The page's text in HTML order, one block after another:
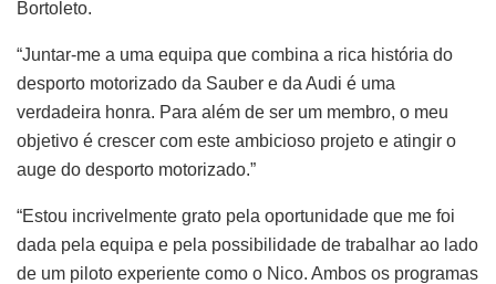
Bortoleto.
“Juntar-me a uma equipa que combina a rica história do
desporto motorizado da Sauber e da Audi é uma
verdadeira honra. Para além de ser um membro, o meu
objetivo é crescer com este ambicioso projeto e atingir o
auge do desporto motorizado.”
“Estou incrivelmente grato pela oportunidade que me foi
dada pela equipa e pela possibilidade de trabalhar ao lado
de um piloto experiente como o Nico. Ambos os programas